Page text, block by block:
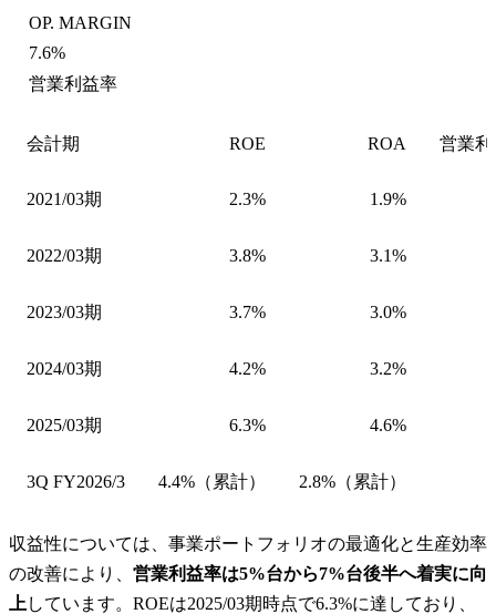
OP. MARGIN
7.6%
営業利益率
会計期 ROE ROA 営業
2021/03期 2.3% 1.9%
2022/03期 3.8% 3.1%
2023/03期 3.7% 3.0%
2024/03期 4.2% 3.2%
2025/03期 6.3% 4.6%
3Q FY2026/3 4.4%（累計） 2.8%（累計）
収益性については、事業ポートフォリオの最適化と生産効率
の改善により、 営業利益率は5%台から7%台後半へ着実に向
上 しています。ROEは2025/03期時点で6.3%に達しており、